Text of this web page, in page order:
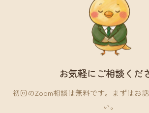
お気軽にご相談くだ
初回のZoom相談は無料です。まずはお
い。